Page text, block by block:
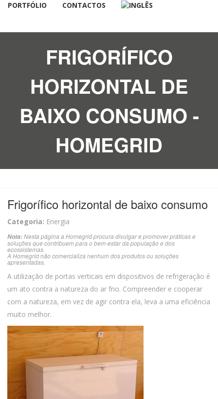
PORTFÓLIO CONTACTOS
FRIGORÍFICO
HORIZONTAL DE
BAIXO CONSUMO -
HOMEGRID
Frigorífico horizontal de baixo consumo
Categoria: Energia
Nota:Nesta página a Homegrid procura divulgar e promover práticas e
soluções que contribuem para o bem-estar da população e dos
ecossistemas.
A Homegrid não comercializa nenhum dos produtos ou soluções
apresentadas.
A utilização de portas verticais em dispositivos de refrigeração é
um ato contra a natureza do ar frio. Compreender e cooperar
com a natureza, em vez de agir contra ela, leva a uma eficiência
muito melhor.